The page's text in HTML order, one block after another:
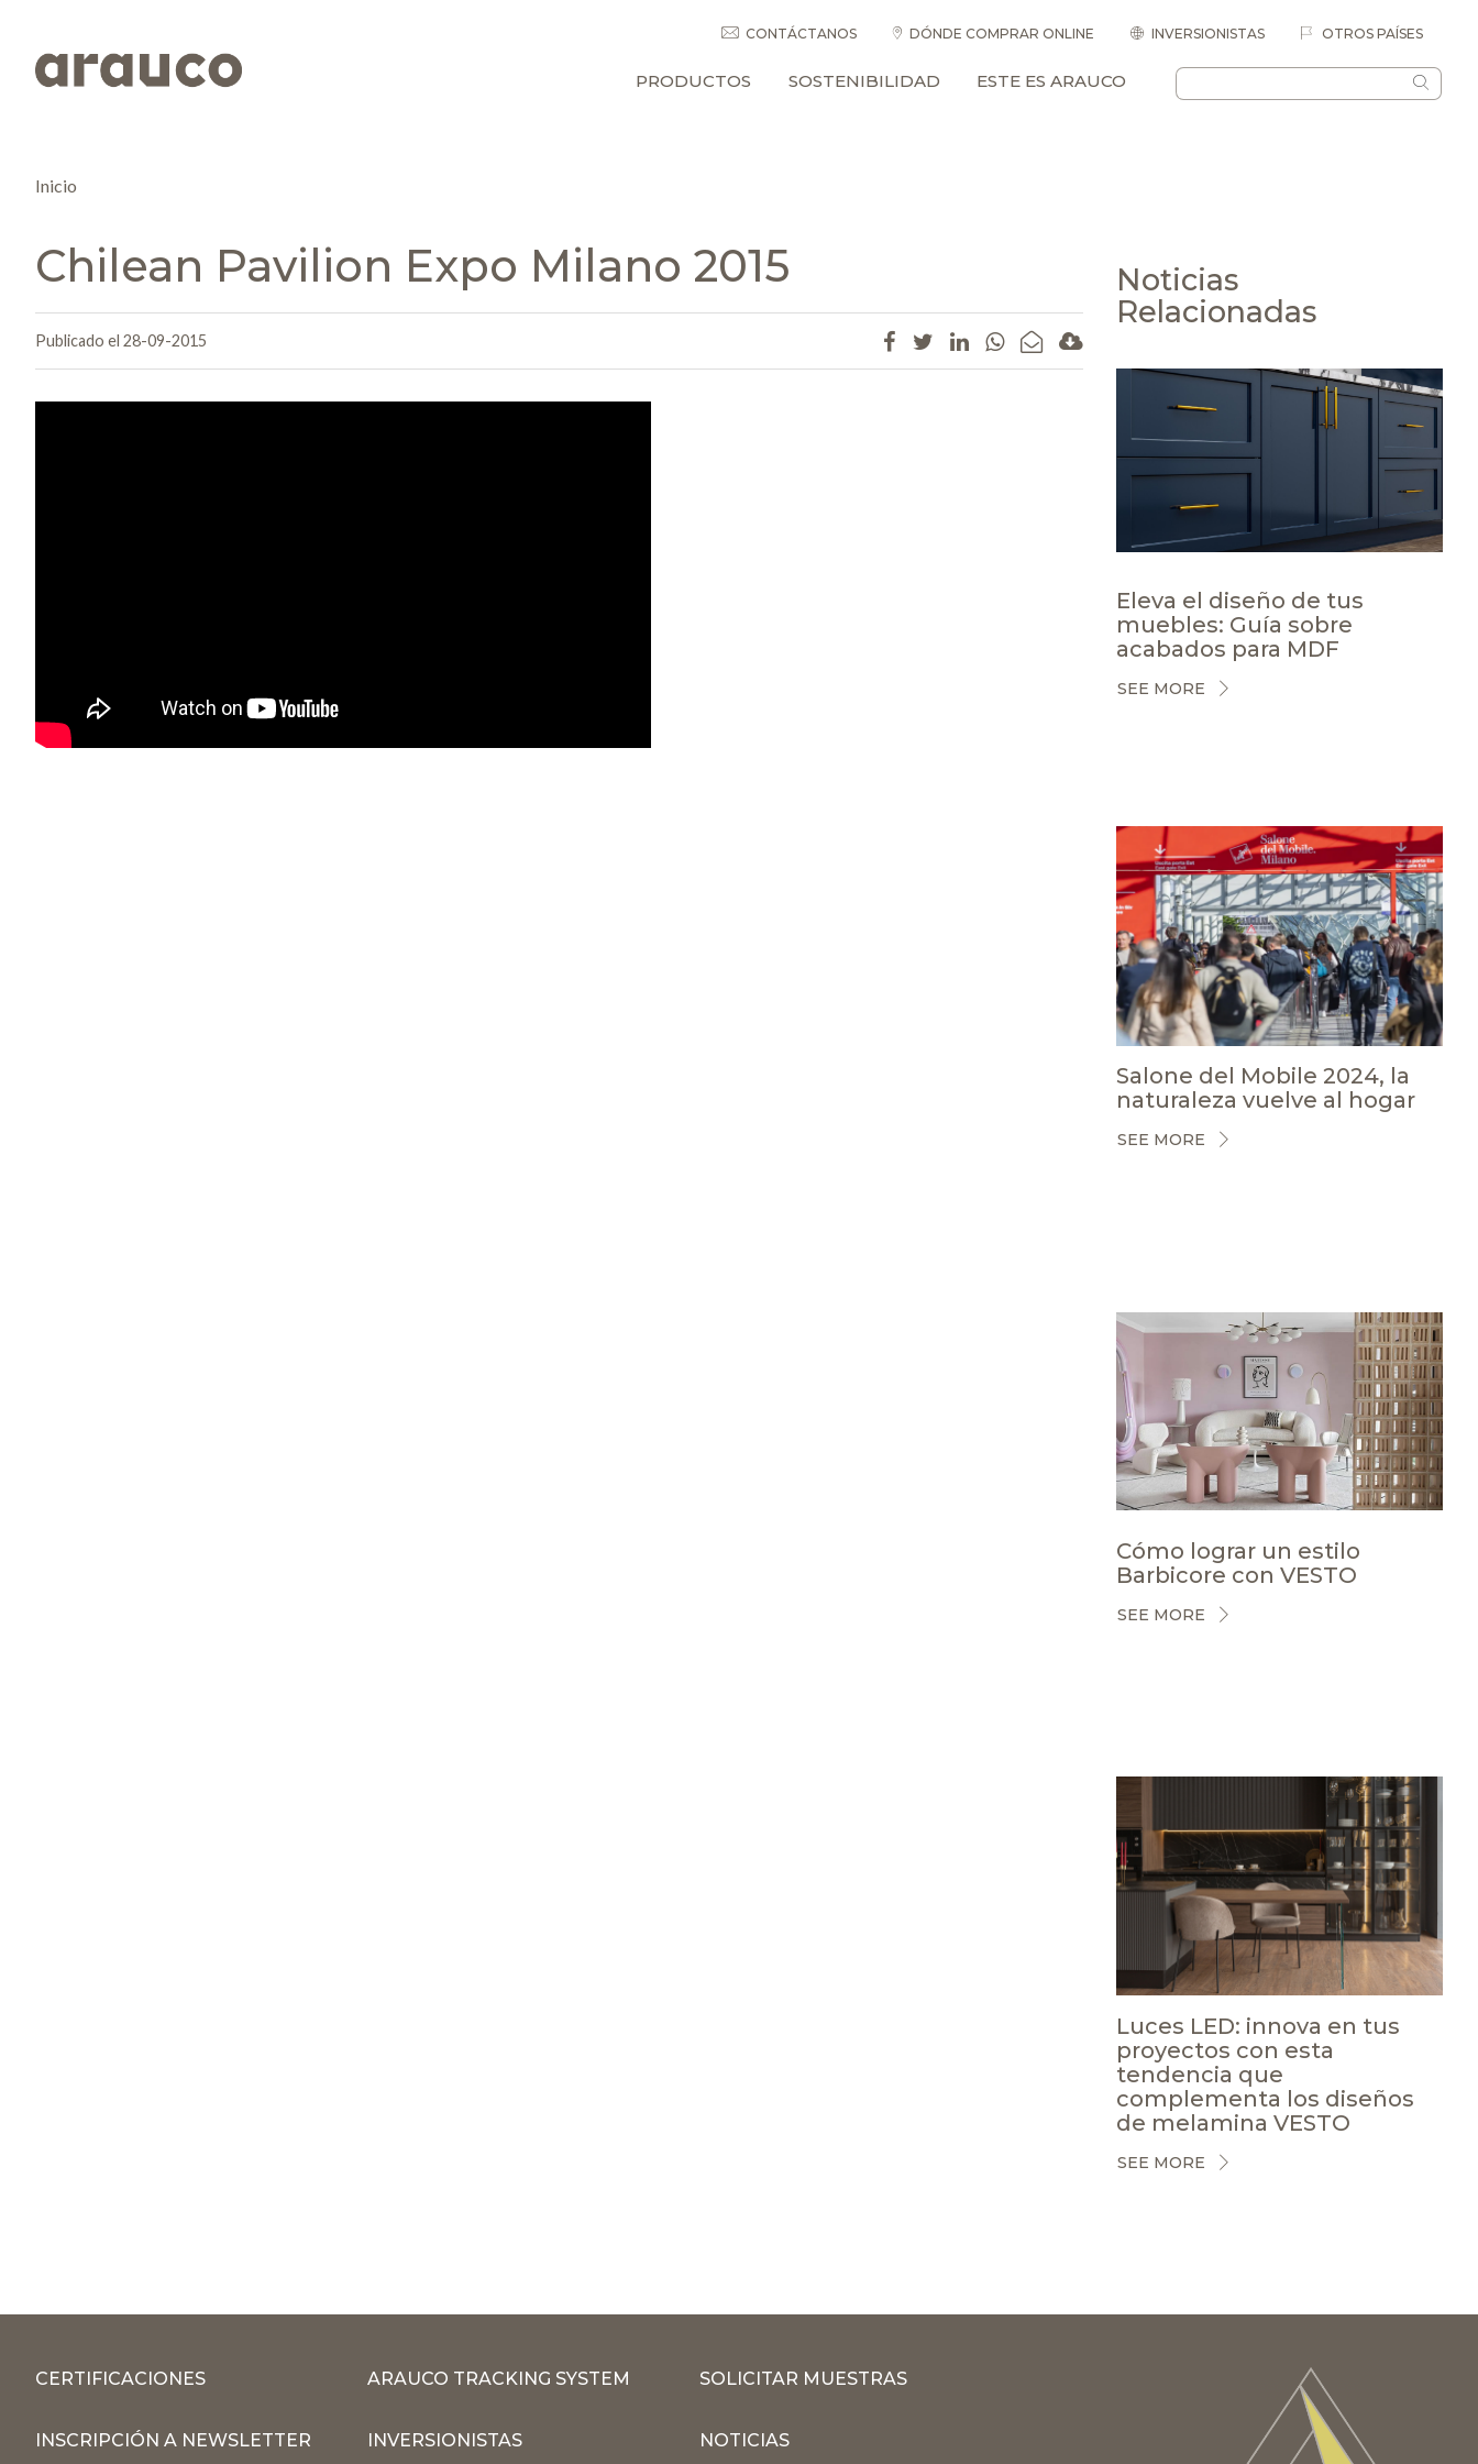
CONTÁCTANOS DÓNDE COMPRAR ONLINE INVERSIONISTAS OTROS PAÍSES
PRODUCTOS SOSTENIBILIDAD ESTE ES ARAUCO
Inicio
Chilean Pavilion Expo Milano 2015
Publicado el 28-09-2015
Noticias
Relacionadas
Eleva el diseño de tus
muebles: Guía sobre
acabados para MDF
SEE MORE
Salone del Mobile 2024, la
naturaleza vuelve al hogar
SEE MORE
Cómo lograr un estilo
Barbicore con VESTO
SEE MORE
Luces LED: innova en tus
proyectos con esta
tendencia que
complementa los diseños
de melamina VESTO
SEE MORE
CERTIFICACIONES ARAUCO TRACKING SYSTEM SOLICITAR MUESTRAS
INSCRIPCIÓN A NEWSLETTER INVERSIONISTAS NOTICIAS